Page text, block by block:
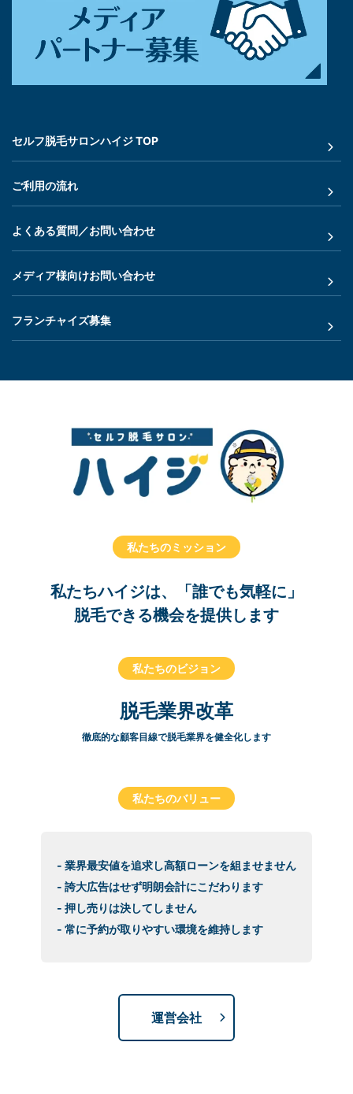
セルフ脱毛サロンハイジ TOP
ご利用の流れ
よくある質問／お問い合わせ
メディア様向けお問い合わせ
フランチャイズ募集
私たちのミッション
私たちハイジは、「誰でも気軽に」
脱毛できる機会を提供します
私たちのビジョン
脱毛業界改革
徹底的な顧客目線で脱毛業界を健全化します
私たちのバリュー
- 業界最安値を追求し高額ローンを組ませません
- 誇大広告はせず明朗会計にこだわります
- 押し売りは決してしません
- 常に予約が取りやすい環境を維持します
運営会社